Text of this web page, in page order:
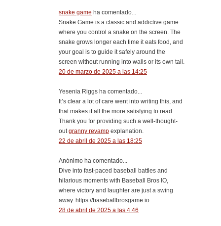
snake game ha comentado...
Snake Game is a classic and addictive game
where you control a snake on the screen. The
snake grows longer each time it eats food, and
your goal is to guide it safely around the
screen without running into walls or its own tail.
20 de marzo de 2025 a las 14:25
Yesenia Riggs ha comentado...
It’s clear a lot of care went into writing this, and
that makes it all the more satisfying to read.
Thank you for providing such a well-thought-
outgranny revamp explanation.
22 de abril de 2025 a las 18:25
Anónimo ha comentado...
Dive into fast-paced baseball battles and
hilarious moments with Baseball Bros IO,
where victory and laughter are just a swing
away. https://baseballbrosgame.io
28 de abril de 2025 a las 4:46